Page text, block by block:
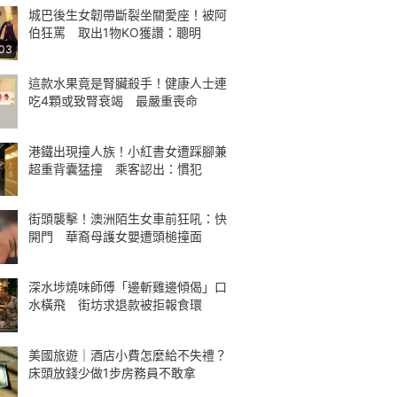
城巴後生女韌帶斷裂坐關愛座！被阿
伯狂罵 取出1物KO獲讚：聰明
這款水果竟是腎臟殺手！健康人士連
吃4顆或致腎衰竭 最嚴重喪命
港鐵出現撞人族！小紅書女遭踩腳兼
超重背囊猛撞 乘客認出：慣犯
街頭襲擊！澳洲陌生女車前狂吼：快
開門 華裔母護女嬰遭頭槌撞面
深水埗燒味師傅「邊斬雞邊傾偈」口
水橫飛 街坊求退款被拒報食環
美國旅遊｜酒店小費怎麼給不失禮？
床頭放錢少做1步房務員不敢拿